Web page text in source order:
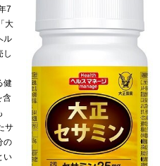
7
大
ル
し
健
含
サ
の
い